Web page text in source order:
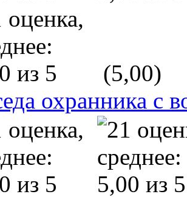
(5,00)
охранника с